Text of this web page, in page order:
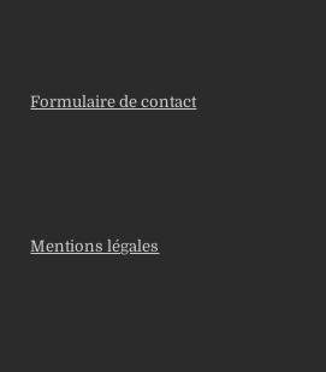
Formulaire de contact
Mentions légales